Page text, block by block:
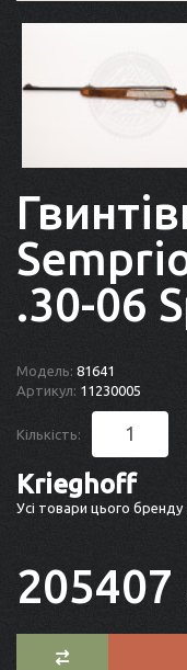
.30-06
Модель: 81641
Артикул: 11230005
Кількість:
Krieghoff
Усі товари цього бренду
205407